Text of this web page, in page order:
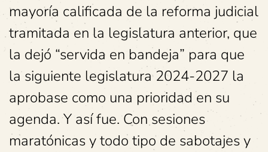
mayoría calificada de la reforma judicial
tramitada en la legislatura anterior, que
la dejó “servida en bandeja” para que
la siguiente legislatura 2024-2027 la
aprobase como una prioridad en su
agenda. Y así fue. Con sesiones
maratónicas y todo tipo de sabotajes y